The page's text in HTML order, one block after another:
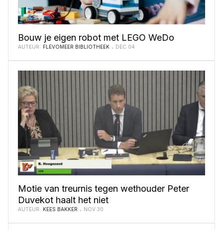
Bouw je eigen robot met LEGO WeDo
AUTEUR: FLEVOMEER BIBLIOTHEEK DEC 04
Motie van treurnis tegen wethouder Peter
Duvekot haalt het niet
AUTEUR: KEES BAKKER NOV 30